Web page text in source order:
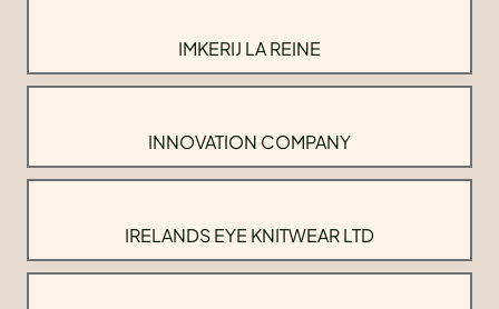
IMKERIJ LA REINE
INNOVATION COMPANY
IRELANDS EYE KNITWEAR LTD